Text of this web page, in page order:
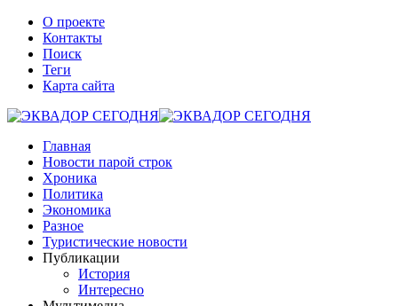
О проекте
Контакты
Поиск
Теги
Карта сайта
Главная
Новости парой строк
Хроника
Политика
Экономика
Разное
Туристические новости
Публикации
История
Интересно